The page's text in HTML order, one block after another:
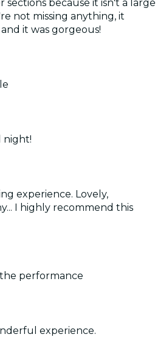
because it isn't a large
not missing anything, it
it was gorgeous!
night!
experience. Lovely,
I highly recommend this
performance
experience.